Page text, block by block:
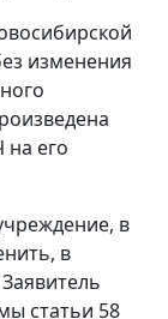
изменения
его
в
в
статьи 58